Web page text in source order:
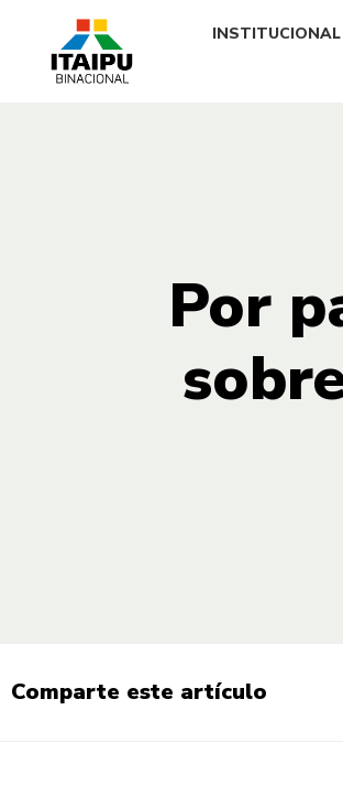
INSTITUCIONAL
Por
Comparte este artículo